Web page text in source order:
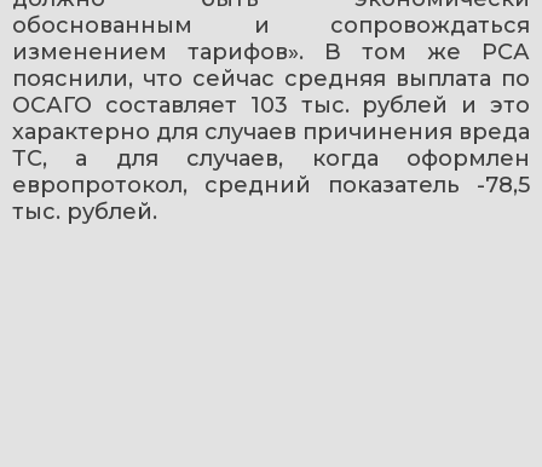
обоснованным и сопровождаться
изменением тарифов». В том же РСА
пояснили, что сейчас средняя выплата по
ОСАГО составляет 103 тыс. рублей и это
характерно для случаев причинения вреда
ТС, а для случаев, когда оформлен
европротокол, средний показатель -78,5
тыс. рублей.